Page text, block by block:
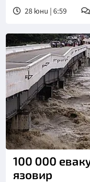
28 юни | 6:59
100 000
язовир